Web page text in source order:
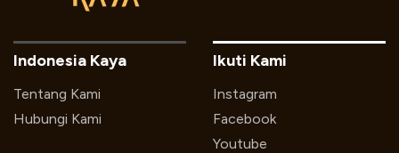
Indonesia Kaya
Tentang Kami
Hubungi Kami
Ikuti Kami
Instagram
Facebook
Youtube